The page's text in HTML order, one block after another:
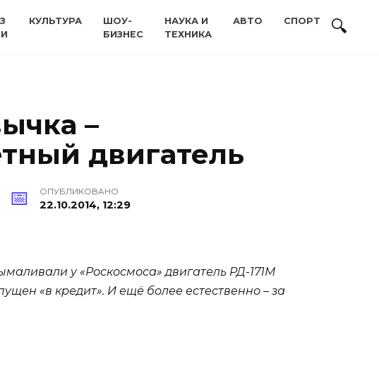
КУЛЬТУРА
ШОУ-
БИЗНЕС
НАУКА И
ТЕХНИКА
АВТО СПОРТ
–
двигатель
ОПУБЛИКОВАНО
22.10.2014, 12:29
у «Роскосмоса» двигатель РД-171М
«в кредит». И ещё более естественно – за